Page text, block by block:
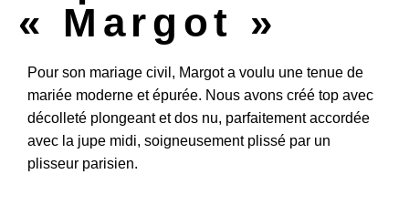
« Margot »
Pour son mariage civil, Margot a voulu une tenue de
mariée moderne et épurée. Nous avons créé top avec
décolleté plongeant et dos nu, parfaitement accordée
avec la jupe midi, soigneusement plissé par un
plisseur parisien.